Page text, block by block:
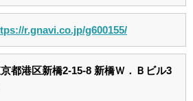
r.gnavi.co.jp/g600155/
都港区新橋2-15-8 新橋Ｗ．Ｂビル3